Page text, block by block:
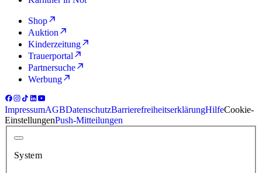
Shop
Auktion
Kinderzeitung
Trauerportal
Partnersuche
Werbung
ImpressumAGBDatenschutzBarrierefreiheitserklärungHilfeCookie-
EinstellungenPush-Mitteilungen
System